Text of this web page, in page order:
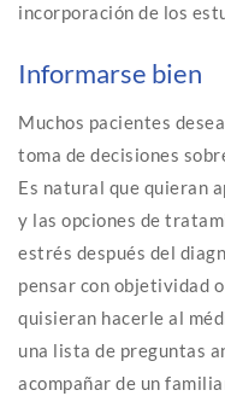
incorporación de los
Informarse bien
Muchos pacientes
toma de decisiones
Es natural que quieran
y las opciones de
estrés después del
pensar con objetividad
quisieran hacerle al
una lista de preguntas
acompañar de un